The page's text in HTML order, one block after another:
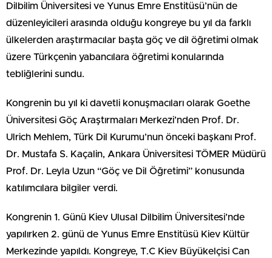
Dilbilim Üniversitesi ve Yunus Emre Enstitüsü’nün de
düzenleyicileri arasında olduğu kongreye bu yıl da farklı
ülkelerden araştırmacılar başta göç ve dil öğretimi olmak
üzere Türkçenin yabancılara öğretimi konularında
tebliğlerini sundu.
Kongrenin bu yıl ki davetli konuşmacıları olarak Goethe
Üniversitesi Göç Araştırmaları Merkezi’nden Prof. Dr.
Ulrich Mehlem, Türk Dil Kurumu’nun önceki başkanı Prof.
Dr. Mustafa S. Kaçalin, Ankara Üniversitesi TÖMER Müdürü
Prof. Dr. Leyla Uzun “Göç ve Dil Öğretimi” konusunda
katılımcılara bilgiler verdi.
Kongrenin 1. Günü Kiev Ulusal Dilbilim Üniversitesi’nde
yapılırken 2. günü de Yunus Emre Enstitüsü Kiev Kültür
Merkezinde yapıldı. Kongreye, T.C Kiev Büyükelçisi Can